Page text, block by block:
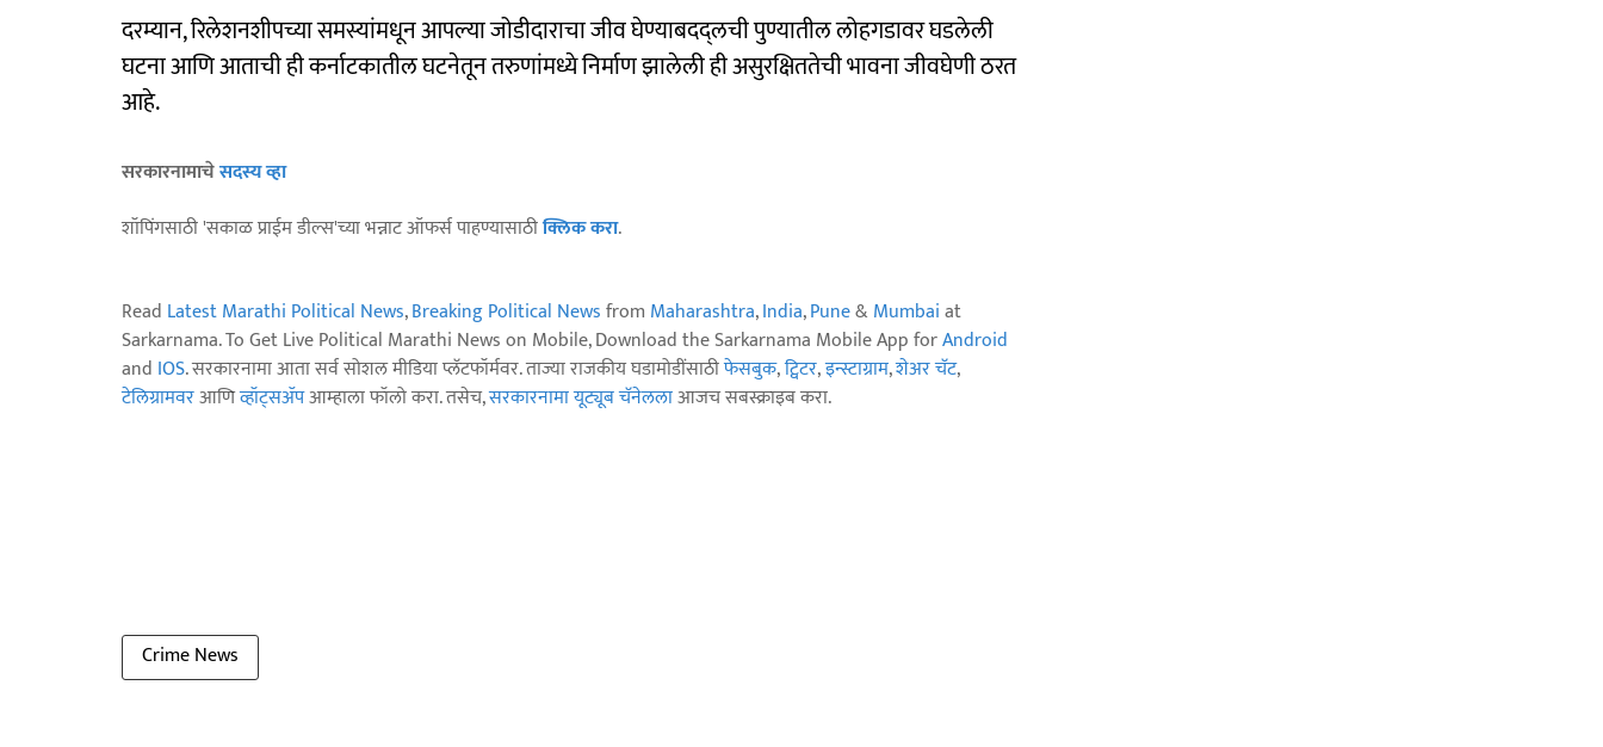
दरम्यान, रिलेशनशीपच्या समस्यांमधून आपल्या जोडीदाराचा जीव घेण्याबदद्लची पुण्यातील लोहगडावर घडलेली
घटना आणि आताची ही कर्नाटकातील घटनेतून तरुणांमध्ये निर्माण झालेली ही असुरक्षिततेची भावना जीवघेणी ठरत
आहे.
सरकारनामाचेसदस्य व्हा
शॉपिंगसाठी 'सकाळ प्राईम डील्स'च्या भन्नाट ऑफर्स पाहण्यासाठीक्लिक करा.
Read Latest Marathi Political News,Breaking Political Newsfrom Maharashtra,India,Pune& Mumbaiat
Sarkarnama. To Get Live Political Marathi News on Mobile, Download the Sarkarnama Mobile App forAndroid
and IOS. सरकारनामा आता सर्व सोशल मीडिया प्लॅटफॉर्मवर. ताज्या राजकीय घडामोडींसाठीफेसबुक,ट्विटर,इन्स्टाग्राम,शेअर चॅट,
टेलिग्रामवरआणिव्हॉट्सॲपआम्हाला फॉलो करा. तसेच,सरकारनामा यूट्यूब चॅनेललाआजच सबस्क्राइब करा.
Crime News